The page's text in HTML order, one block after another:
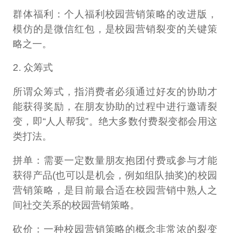
群体福利：个人福利校园营销策略的改进版，
模仿的是微信红包，是校园营销裂变的关键策
略之一。
2. 众筹式
所谓众筹式，指消费者必须通过好友的协助才
能获得奖励，在朋友协助的过程中进行邀请裂
变，即“人人帮我”。绝大多数付费裂变都会用这
类打法。
拼单：需要一定数量朋友抱团付费或参与才能
获得产品(也可以是机会，例如组队抽奖)的校园
营销策略，是目前最合适在校园营销中熟人之
间社交关系的校园营销策略。
砍价：一种校园营销策略的概念非常浓的裂变